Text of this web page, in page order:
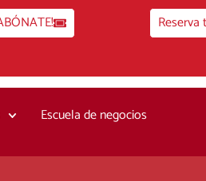
Escuela de negocios